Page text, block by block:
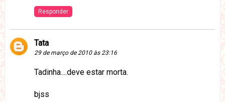
Responder
Tata
29 de março de 2010 às 23:16
Tadinha....deve estar morta.
bjss